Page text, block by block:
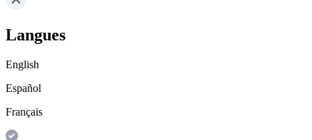
Langues
English
Español
Français